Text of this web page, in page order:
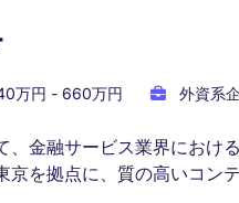
万円 - 660万円 外資系
、金融サービス業界におけ
京を拠点に、質の高いコン